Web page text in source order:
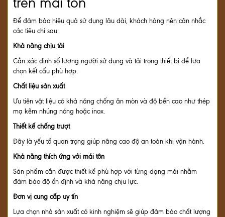
Để đảm bảo hiệu quả sử dụng lâu dài, khách hàng nên cân nhắc
các tiêu chí sau:
Khả năng chịu tải
Cần xác định số lượng người sử dụng và tải trọng thiết bị để lựa
chọn kết cấu phù hợp.
Chất liệu sản xuất
Ưu tiên vật liệu có khả năng chống ăn mòn và độ bền cao như thép
mạ kẽm nhúng nóng hoặc inox.
Thiết kế chống trượt
Đây là yếu tố quan trọng giúp nâng cao độ an toàn khi vận hành.
Khả năng thích ứng với mái tôn
Sản phẩm cần được thiết kế phù hợp với từng dạng mái nhằm
đảm bảo độ ổn định và khả năng chịu lực.
Đơn vị cung cấp uy tín
Lựa chọn nhà sản xuất có kinh nghiệm sẽ giúp đảm bảo chất lượng